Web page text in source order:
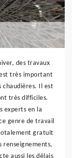
des travaux
très important
chaudières. Il est
très difficiles.
experts en la
genre de travail
gratuit
renseignements,
aussi les délais